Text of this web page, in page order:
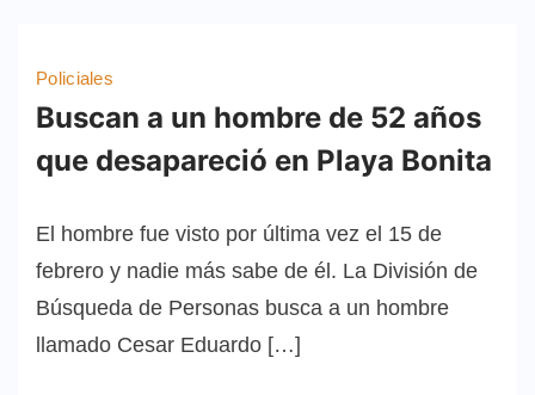
Policiales
Buscan a un hombre de 52 años
que desapareció en Playa Bonita
El hombre fue visto por última vez el 15 de
febrero y nadie más sabe de él. La División de
Búsqueda de Personas busca a un hombre
llamado Cesar Eduardo […]